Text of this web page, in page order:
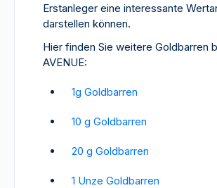
Erstanleger eine interessante
darstellen können.
Hier finden Sie weitere Goldbarren
AVENUE:
1g Goldbarren
10 g Goldbarren
20 g Goldbarren
1 Unze Goldbarren